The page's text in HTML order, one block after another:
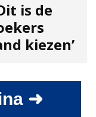
is de
kiezen’
➜